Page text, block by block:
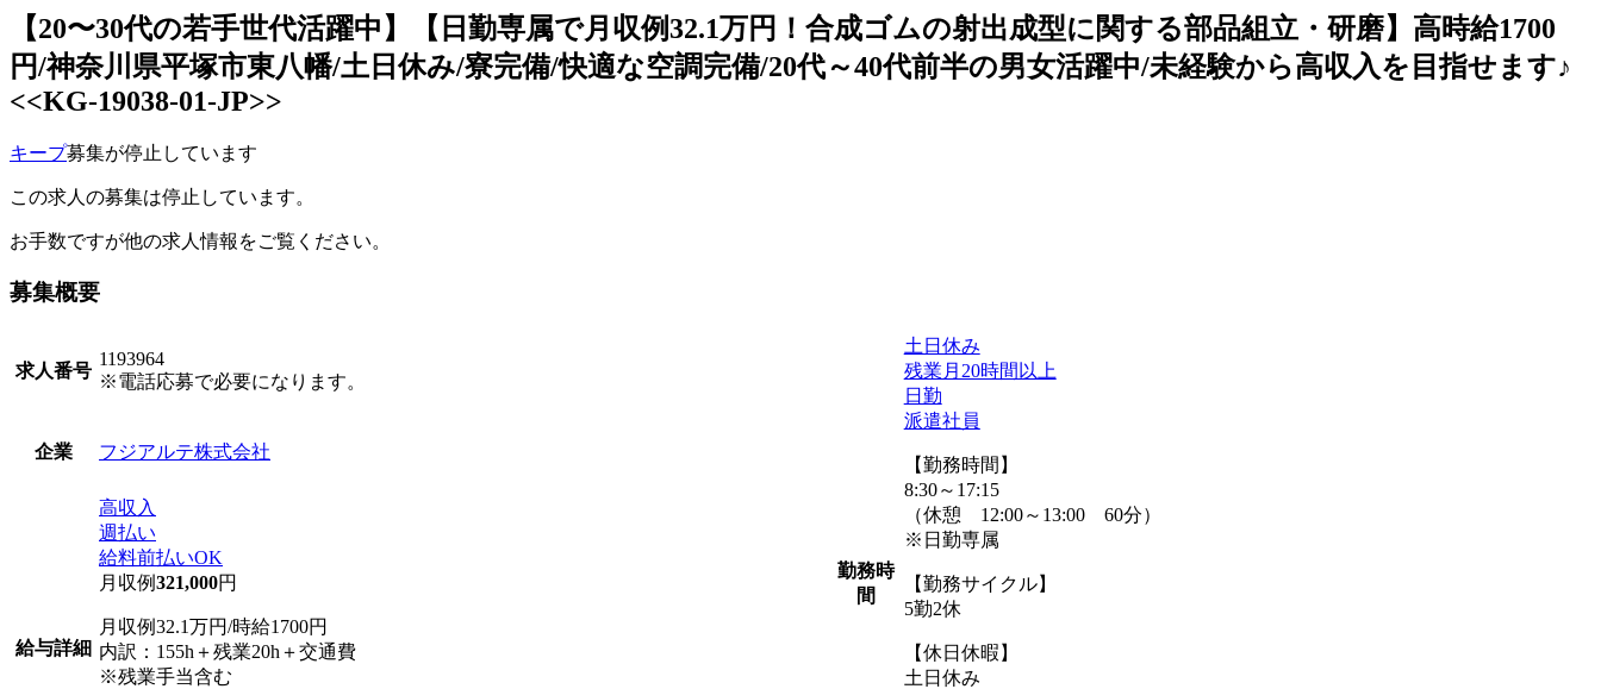
【20〜30代の若手世代活躍中】【日勤専属で月収例32.1万円！合成ゴムの射出成型に関する部品組立・研磨】高時給1700
円/神奈川県平塚市東八幡/土日休み/寮完備/快適な空調完備/20代～40代前半の男女活躍中/未経験から高収入を目指せます♪
<<KG-19038-01-JP>>
キープ募集が停止しています
この求人の募集は停止しています。
お手数ですが他の求人情報をご覧ください。
募集概要
求人番号
1193964
※電話応募で必要になります。
企業 フジアルテ株式会社
給与詳細
高収入
週払い
給料前払いOK
月収例321,000円
月収例32.1万円/時給1700円
内訳：155h＋残業20h＋交通費
※残業手当含む
勤務時
間
土日休み
残業月20時間以上
日勤
派遣社員
【勤務時間】
8:30～17:15
（休憩 12:00～13:00 60分）
※日勤専属
【勤務サイクル】
5勤2休
【休日休暇】
土日休み